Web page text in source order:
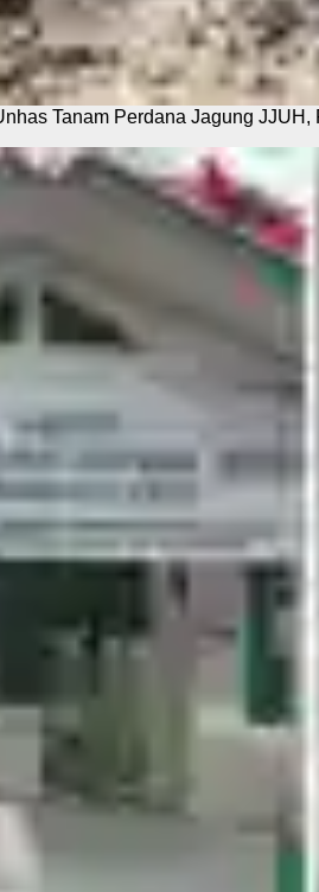
Tanam Perdana Jagung